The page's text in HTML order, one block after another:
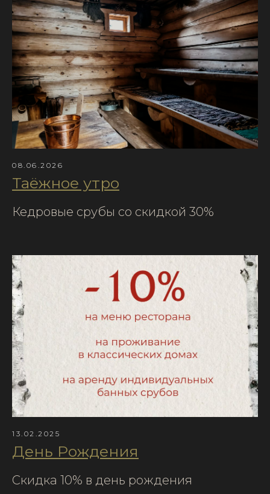
08.06.2026
Таёжное утро
Кедровые срубы со скидкой 30%
13.02.2025
День Рождения
Скидка 10% в день рождения